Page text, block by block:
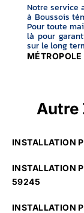
Notre service
à Boussois
Pour toute
là pour
sur le long
Autre
INSTALLATION
INSTALLATION
59245
INSTALLATION